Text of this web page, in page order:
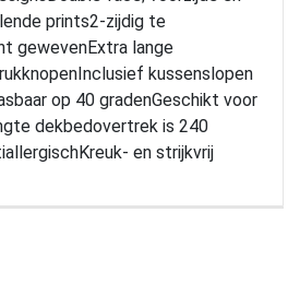
prints2-zijdig te
gewevenExtra lange
kussenslopen
op 40 gradenGeschikt voor
dekbedovertrek is 240
en strijkvrij